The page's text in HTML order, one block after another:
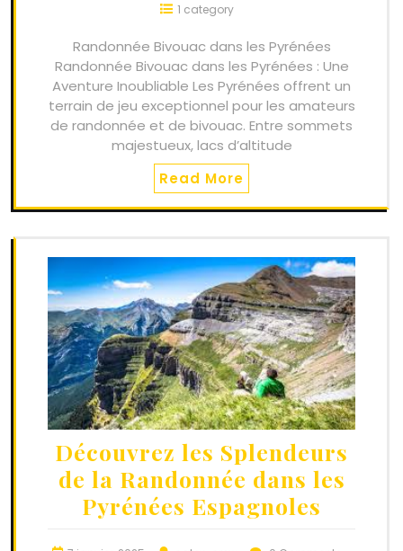
1 category
Randonnée Bivouac dans les Pyrénées
Randonnée Bivouac dans les Pyrénées : Une
Aventure Inoubliable Les Pyrénées offrent un
terrain de jeu exceptionnel pour les amateurs
de randonnée et de bivouac. Entre sommets
majestueux, lacs d’altitude
Read More
Découvrez les Splendeurs
de la Randonnée dans les
Pyrénées Espagnoles